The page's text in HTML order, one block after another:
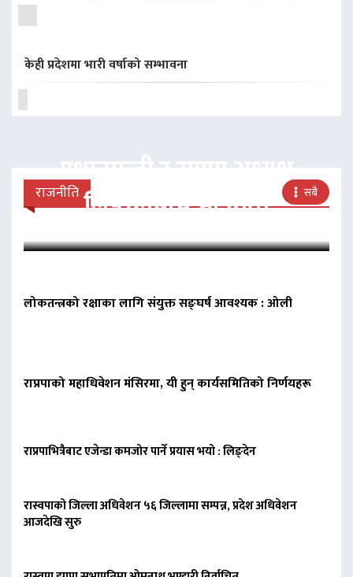
केही प्रदेशमा भारी वर्षाको सम्भावना
राजनीति सबै
प्रधानमन्त्री र राप्रपा अध्यक्ष
लिङदेनबीच भेटवार्ता
लोकतन्त्रको रक्षाका लागि संयुक्त सङ्घर्ष आवश्यक : ओली
राप्रपाको महाधिवेशन मंसिरमा, यी हुन् कार्यसमितिको निर्णयहरू
राप्रपाभित्रैबाट एजेन्डा कमजोर पार्ने प्रयास भयो : लिङ्देन
रास्वपाको जिल्ला अधिवेशन ५६ जिल्लामा सम्पन्न, प्रदेश अधिवेशन
आजदेखि सुरु